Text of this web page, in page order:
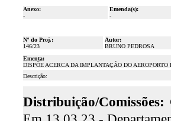
Anexo:
-
Emenda(s):
-
Nº do Proj.:
146/23
Autor:
BRUNO PEDROSA
Ementa:
DISPÕE ACERCA DA IMPLANTAÇÃO DO
Descrição:
Distribuição/Comissões: